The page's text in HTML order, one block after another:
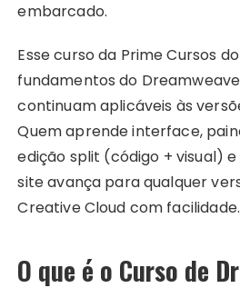
embarcado.
Esse curso da Prime Cursos
fundamentos do
continuam aplicáveis às
Quem aprende interface,
edição split (código + visual)
site avança para qualquer
Creative Cloud com facilidade.
O que é o Curso de